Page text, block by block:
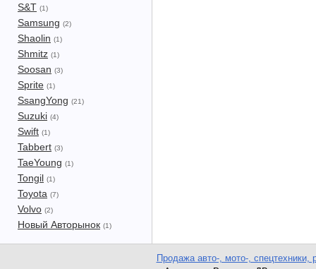
S&T (1)
Samsung (2)
Shaolin (1)
Shmitz (1)
Soosan (3)
Sprite (1)
SsangYong (21)
Suzuki (4)
Swift (1)
Tabbert (3)
TaeYoung (1)
Tongil (1)
Toyota (7)
Volvo (2)
Новый Авторынок (1)
Продажа авто-, мото-, спецтехники,